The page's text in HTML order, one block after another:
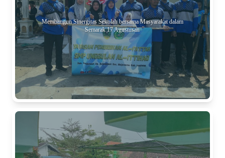
Membangun Sinergitas Sekolah bersama Masyarakat dalam
Semarak 17 Agustusan